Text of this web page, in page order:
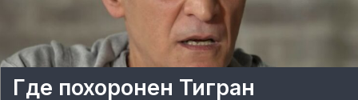
Где похоронен Тигран